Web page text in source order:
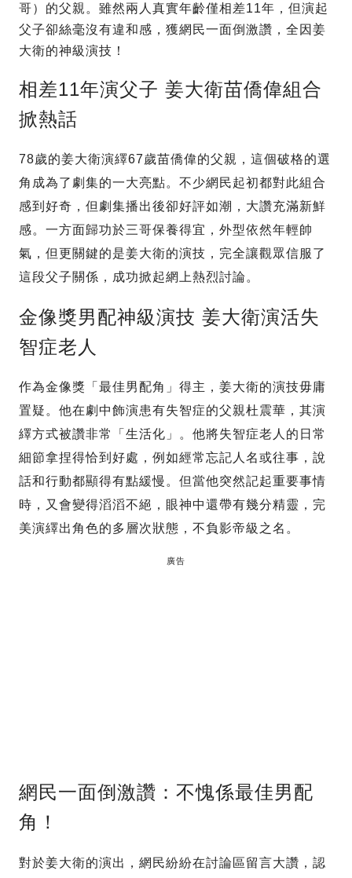
哥）的父親。雖然兩人真實年齡僅相差11年，但演起
父子卻絲毫沒有違和感，獲網民一面倒激讚，全因姜
大衛的神級演技！
相差11年演父子 姜大衛苗僑偉組合
掀熱話
78歲的姜大衛演繹67歲苗僑偉的父親，這個破格的選
角成為了劇集的一大亮點。不少網民起初都對此組合
感到好奇，但劇集播出後卻好評如潮，大讚充滿新鮮
感。一方面歸功於三哥保養得宜，外型依然年輕帥
氣，但更關鍵的是姜大衛的演技，完全讓觀眾信服了
這段父子關係，成功掀起網上熱烈討論。
金像獎男配神級演技 姜大衛演活失
智症老人
作為金像獎「最佳男配角」得主，姜大衛的演技毋庸
置疑。他在劇中飾演患有失智症的父親杜震華，其演
繹方式被讚非常「生活化」。他將失智症老人的日常
細節拿捏得恰到好處，例如經常忘記人名或往事，說
話和行動都顯得有點緩慢。但當他突然記起重要事情
時，又會變得滔滔不絕，眼神中還帶有幾分精靈，完
美演繹出角色的多層次狀態，不負影帝級之名。
廣告
網民一面倒激讚：不愧係最佳男配
角！
對於姜大衛的演出，網民紛紛在討論區留言大讚，認